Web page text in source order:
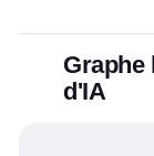
Graphe
d'IA